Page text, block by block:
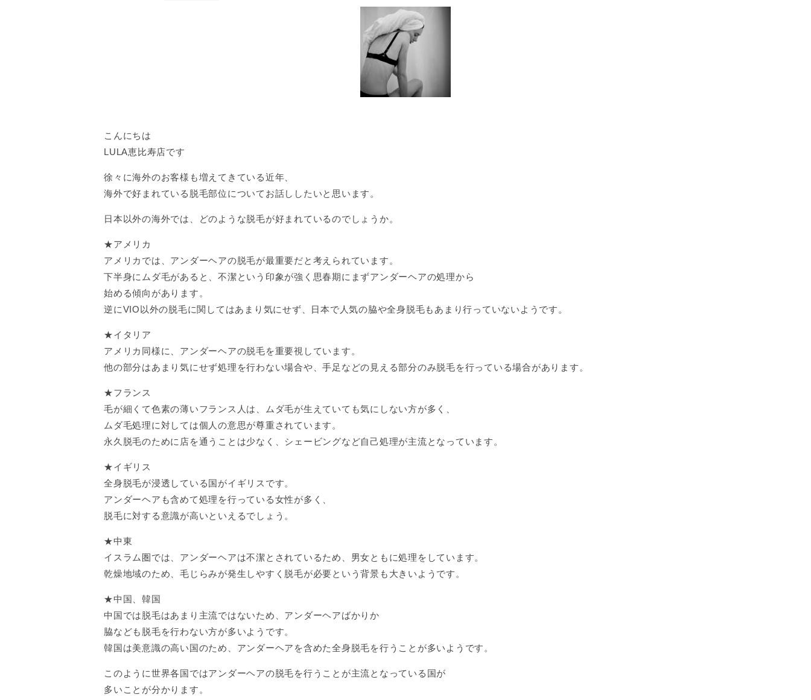
こんにちは
LULA恵比寿店です
徐々に海外のお客様も増えてきている近年、
海外で好まれている脱毛部位についてお話ししたいと思います。
日本以外の海外では、どのような脱毛が好まれているのでしょうか。
★アメリカ
アメリカでは、アンダーヘアの脱毛が最重要だと考えられています。
下半身にムダ毛があると、不潔という印象が強く思春期にまずアンダーヘアの処理から
始める傾向があります。
逆にVIO以外の脱毛に関してはあまり気にせず、日本で人気の脇や全身脱毛もあまり行っていないようです。
★イタリア
アメリカ同様に、アンダーヘアの脱毛を重要視しています。
他の部分はあまり気にせず処理を行わない場合や、手足などの見える部分のみ脱毛を行っている場合があります。
★フランス
毛が細くて色素の薄いフランス人は、ムダ毛が生えていても気にしない方が多く、
ムダ毛処理に対しては個人の意思が尊重されています。
永久脱毛のために店を通うことは少なく、シェービングなど自己処理が主流となっています。
★イギリス
全身脱毛が浸透している国がイギリスです。
アンダーヘアも含めて処理を行っている女性が多く、
脱毛に対する意識が高いといえるでしょう。
★中東
イスラム圏では、アンダーヘアは不潔とされているため、男女ともに処理をしています。
乾燥地域のため、毛じらみが発生しやすく脱毛が必要という背景も大きいようです。
★中国、韓国
中国では脱毛はあまり主流ではないため、アンダーヘアばかりか
脇なども脱毛を行わない方が多いようです。
韓国は美意識の高い国のため、アンダーヘアを含めた全身脱毛を行うことが多いようです。
このように世界各国ではアンダーヘアの脱毛を行うことが主流となっている国が
多いことが分かります。